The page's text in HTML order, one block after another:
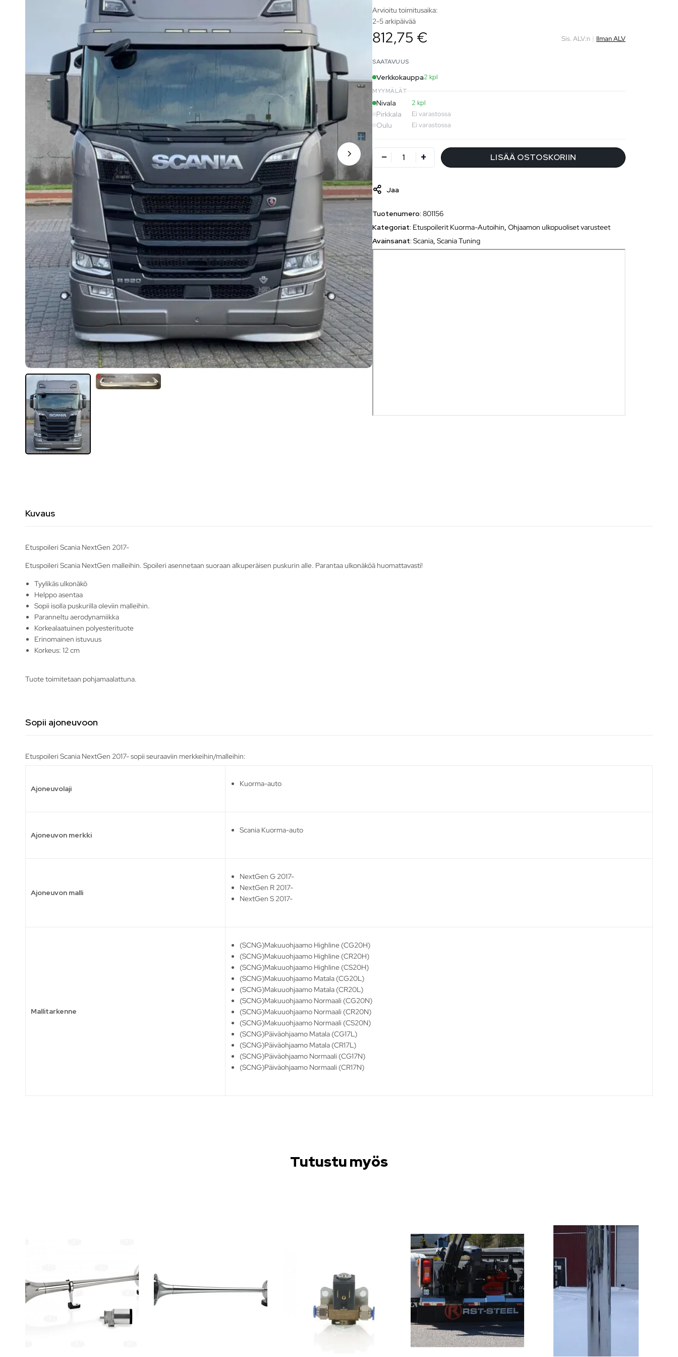
Arvioitu toimitusaika:
2-5 arkipäivää
812,75 € Sis. ALV:n | Ilman ALV
SAATAVUUS
Verkkokauppa2 kpl
MYYMÄLÄT
Nivala 2 kpl
Pirkkala Ei varastossa
Oulu Ei varastossa
LISÄÄ OSTOSKORIIN
Jaa
Tuotenumero:801156
Kategoriat: Etuspoilerit Kuorma-Autoihin ,Ohjaamon ulkopuoliset varusteet
Avainsanat:Scania ,Scania Tuning
Kuvaus
Etuspoileri Scania NextGen 2017-
Etuspoileri Scania NextGen malleihin. Spoileri asennetaan suoraan alkuperäisen puskurin alle. Parantaa ulkonäköä huomattavasti!
Tyylikäs ulkonäkö
Helppo asentaa
Sopii isolla puskurilla oleviin malleihin.
Paranneltu aerodynamiikka
Korkealaatuinen polyesterituote
Erinomainen istuvuus
Korkeus: 12 cm
Tuote toimitetaan pohjamaalattuna.
Sopii ajoneuvoon
Etuspoileri Scania NextGen 2017- sopii seuraaviin merkkeihin/malleihin:
Ajoneuvolaji
Kuorma-auto
Ajoneuvon merkki
Scania Kuorma-auto
Ajoneuvon malli
NextGen G 2017-
NextGen R 2017-
NextGen S 2017-
Mallitarkenne
(SCNG)Makuuohjaamo Highline (CG20H)
(SCNG)Makuuohjaamo Highline (CR20H)
(SCNG)Makuuohjaamo Highline (CS20H)
(SCNG)Makuuohjaamo Matala (CG20L)
(SCNG)Makuuohjaamo Matala (CR20L)
(SCNG)Makuuohjaamo Normaali (CG20N)
(SCNG)Makuuohjaamo Normaali (CR20N)
(SCNG)Makuuohjaamo Normaali (CS20N)
(SCNG)Päiväohjaamo Matala (CG17L)
(SCNG)Päiväohjaamo Matala (CR17L)
(SCNG)Päiväohjaamo Normaali (CG17N)
(SCNG)Päiväohjaamo Normaali (CR17N)
Tutustu myös